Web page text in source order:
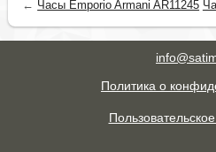
← Часы Emporio Armani AR11245
Политика о